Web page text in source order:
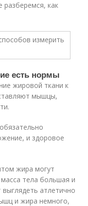
как
есть нормы
жировой ткани к
мышцы,
и здоровое
жира могут
тела большая и
атлетично
и жира немного,